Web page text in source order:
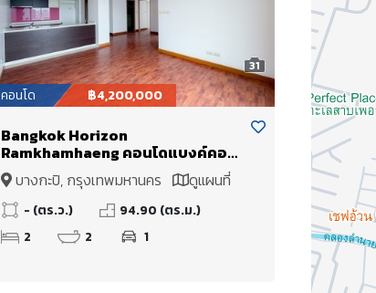
31
คอนโด ฿4,200,000
Bangkok Horizon
Ramkhamhaeng คอนโดแบงค์คอก
ฮอไรซอน รามคำแหง วิวสวย วิวเมือง
180° องศา วิวพาโนรามา ห้องนอนเห็น
วิวทุกห้อง
บางกะปิ, กรุงเทพมหานคร ดูแผนที่
- (ตร.ว.)
94.90 (ตร.ม.)
2
2 1